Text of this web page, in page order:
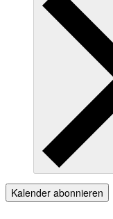
Kalender abonnieren